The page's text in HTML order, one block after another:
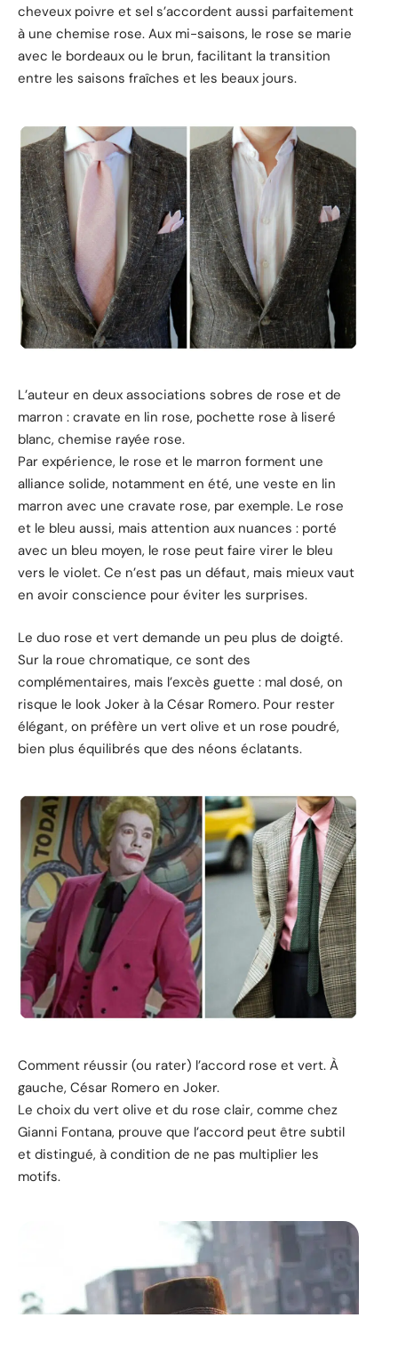
cheveux poivre et sel s’accordent aussi parfaitement
à une chemise rose. Aux mi-saisons, le rose se marie
avec le bordeaux ou le brun, facilitant la transition
entre les saisons fraîches et les beaux jours.
L’auteur en deux associations sobres de rose et de
marron : cravate en lin rose, pochette rose à liseré
blanc, chemise rayée rose.
Par expérience, le rose et le marron forment une
alliance solide, notamment en été, une veste en lin
marron avec une cravate rose, par exemple. Le rose
et le bleu aussi, mais attention aux nuances : porté
avec un bleu moyen, le rose peut faire virer le bleu
vers le violet. Ce n’est pas un défaut, mais mieux vaut
en avoir conscience pour éviter les surprises.
Le duo rose et vert demande un peu plus de doigté.
Sur la roue chromatique, ce sont des
complémentaires, mais l’excès guette : mal dosé, on
risque le look Joker à la César Romero. Pour rester
élégant, on préfère un vert olive et un rose poudré,
bien plus équilibrés que des néons éclatants.
Comment réussir (ou rater) l’accord rose et vert. À
gauche, César Romero en Joker.
Le choix du vert olive et du rose clair, comme chez
Gianni Fontana, prouve que l’accord peut être subtil
et distingué, à condition de ne pas multiplier les
motifs.